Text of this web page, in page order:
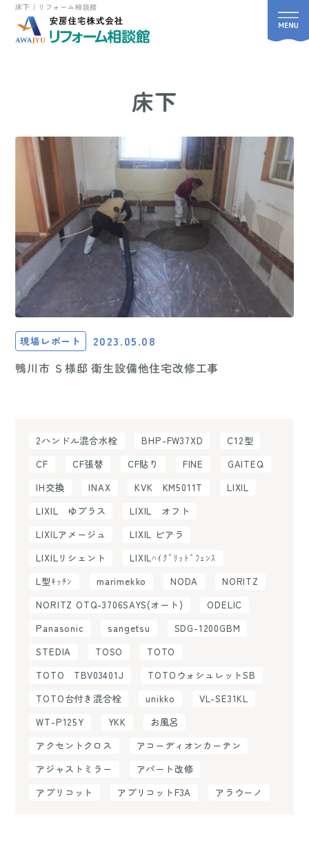
床下｜リフォーム相談館
床下
現場レポート 2023.05.08
鴨川市 Ｓ様邸 衛生設備他住宅改修工事
2ハンドル混合水栓 BHP-FW37XD
C12型
CF
CF張替 CF貼り FINE
GAITEQ
IH交換
INAX KVK KM5011T
LIXIL
LIXIL ゆプラス
LIXIL オフト
LIXILアメージュ
LIXIL ピアラ
LIXILリシェント
LIXILﾊｲｸﾞﾘｯﾄﾞﾌｪﾝｽ
L型ｷｯﾁﾝ
marimekko NODA
NORITZ
NORITZ OTQ-3706SAYS(オート)
ODELIC
Panasonic
sangetsu
SDG-1200GBM
STEDIA
TOSO
TOTO
TOTO TBV03401J
TOTOウォシュレットSB
TOTO台付き混合栓
unikko
VL-SE31KL
WT-P125Y
YKK
お風呂
アクセントクロス
アコーディオンカーテン
アジャストミラー
アパート改修
アプリコット
アプリコットF3A アラウーノ